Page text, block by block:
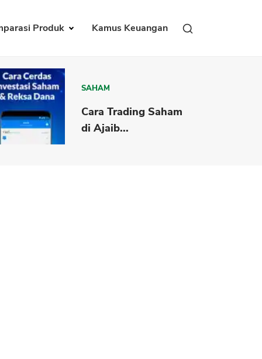
Produk Kamus Keuangan
SAHAM
Cara Trading Saham
di Ajaib...